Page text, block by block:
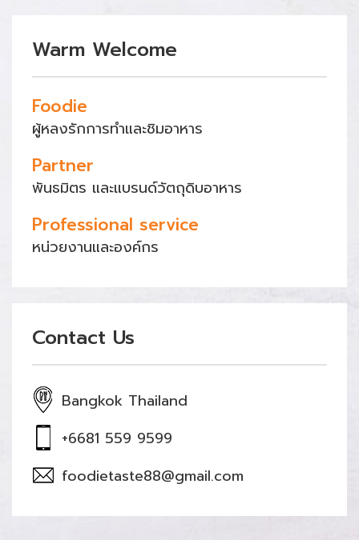
Warm Welcome
Foodie
ผู้หลงรักการทำและชิมอาหาร
Partner
พันธมิตร และแบรนด์วัตถุดิบอาหาร
Professional service
หน่วยงานและองค์กร
Contact Us
Bangkok Thailand
+6681 559 9599
foodietaste88@gmail.com